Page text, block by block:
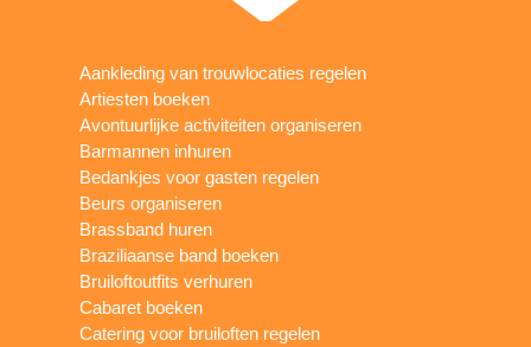
Aankleding van trouwlocaties regelen
Artiesten boeken
Avontuurlijke activiteiten organiseren
Barmannen inhuren
Bedankjes voor gasten regelen
Beurs organiseren
Brassband huren
Braziliaanse band boeken
Bruiloftoutfits verhuren
Cabaret boeken
Catering voor bruiloften regelen